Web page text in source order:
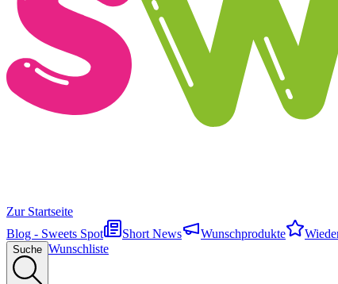
Zur Startseite
Blog - Sweets Spot
Short News Wunschprodukte
Suche Wunschliste